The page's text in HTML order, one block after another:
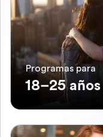
Programas para
18–25 años